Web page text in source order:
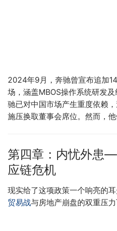
2024年9月，奔驰曾宣布追加
场，涵盖MBOS操作系统研发及
驰已对中国市场产生重度依赖
施压换取董事会席位。然而，
第四章：内忧外患
应链危机
现实给了这项政策一个响亮的
贸易战与房地产崩盘的双重压力